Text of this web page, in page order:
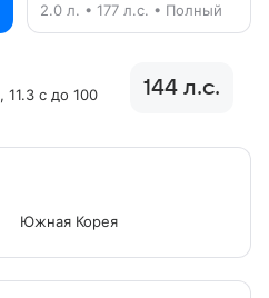
2.0 л. • 177 л.с. • Полный
, 11.3 с до 100
144 л.с.
Южная Корея